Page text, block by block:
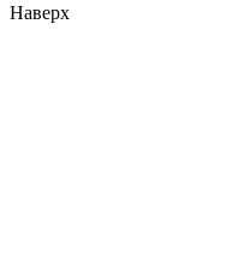
Наверх